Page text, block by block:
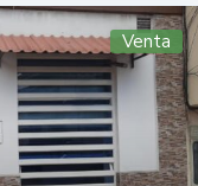
Venta